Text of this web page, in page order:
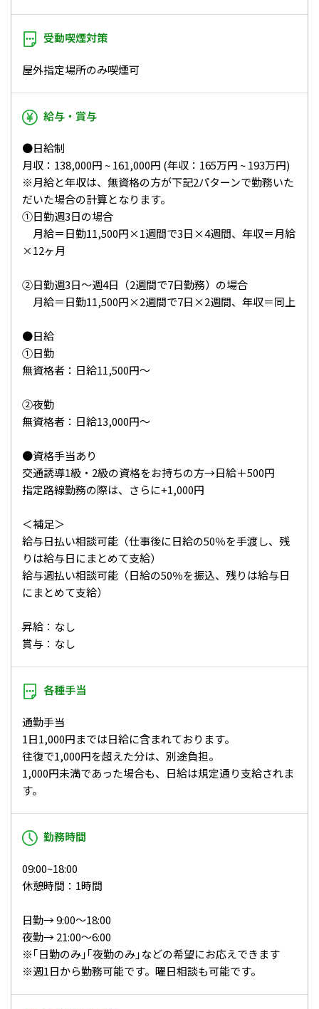
受動喫煙対策
屋外指定場所のみ喫煙可
給与・賞与
●日給制
月収：138,000円 ~ 161,000円 (年収：165万円 ~ 193万円)
※月給と年収は、無資格の方が下記2パターンで勤務いた
だいた場合の計算となります。
①日勤週3日の場合
月給＝日勤11,500円×1週間で3日×4週間、年収＝月給
×12ヶ月
②日勤週3日～週4日（2週間で7日勤務）の場合
月給＝日勤11,500円×2週間で7日×2週間、年収＝同上
●日給
①日勤
無資格者：日給11,500円～
②夜勤
無資格者：日給13,000円～
●資格手当あり
交通誘導1級・2級の資格をお持ちの方→日給＋500円
指定路線勤務の際は、さらに+1,000円
＜補足＞
給与日払い相談可能（仕事後に日給の50％を手渡し、残
りは給与日にまとめて支給）
給与週払い相談可能（日給の50％を振込、残りは給与日
にまとめて支給）
昇給：なし
賞与：なし
各種手当
通勤手当
1日1,000円までは日給に含まれております。
往復で1,000円を超えた分は、別途負担。
1,000円未満であった場合も、日給は規定通り支給されま
す。
勤務時間
09:00~18:00
休憩時間：1時間
日勤→ 9:00～18:00
夜勤→ 21:00～6:00
※｢⽇勤のみ｣｢夜勤のみ｣などの希望にお応えできます
※週1⽇から勤務可能です。曜日相談も可能です。